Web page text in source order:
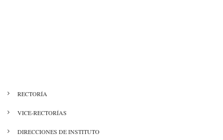
MENÚ
RECTORÍA
VICE-RECTORÍAS
DIRECCIONES DE INSTITUTO